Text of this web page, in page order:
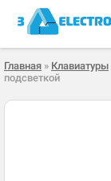
Главная » Клавиатуры
подсветкой